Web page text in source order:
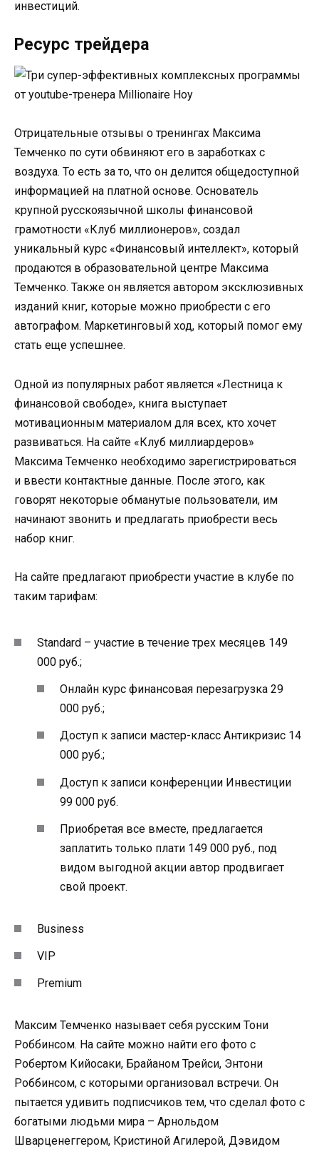
инвестиций.
Ресурс трейдера
Отрицательные отзывы о тренингах Максима
Темченко по сути обвиняют его в заработках с
воздуха. То есть за то, что он делится общедоступной
информацией на платной основе. Основатель
крупной русскоязычной школы финансовой
грамотности «Клуб миллионеров», создал
уникальный курс «Финансовый интеллект», который
продаются в образовательной центре Максима
Темченко. Также он является автором эксклюзивных
изданий книг, которые можно приобрести с его
автографом. Маркетинговый ход, который помог ему
стать еще успешнее.
Одной из популярных работ является «Лестница к
финансовой свободе», книга выступает
мотивационным материалом для всех, кто хочет
развиваться. На сайте «Клуб миллиардеров»
Максима Темченко необходимо зарегистрироваться
и ввести контактные данные. После этого, как
говорят некоторые обманутые пользователи, им
начинают звонить и предлагать приобрести весь
набор книг.
На сайте предлагают приобрести участие в клубе по
таким тарифам:
Standard – участие в течение трех месяцев 149
000 руб.;
Онлайн курс финансовая перезагрузка 29
000 руб.;
Доступ к записи мастер-класс Антикризис 14
000 руб.;
Доступ к записи конференции Инвестиции
99 000 руб.
Приобретая все вместе, предлагается
заплатить только плати 149 000 руб., под
видом выгодной акции автор продвигает
свой проект.
Business
VIP
Premium
Максим Темченко называет себя русским Тони
Роббинсом. На сайте можно найти его фото с
Робертом Кийосаки, Брайаном Трейси, Энтони
Роббинсом, с которыми организовал встречи. Он
пытается удивить подписчиков тем, что сделал фото с
богатыми людьми мира – Арнольдом
Шварценеггером, Кристиной Агилерой, Дэвидом